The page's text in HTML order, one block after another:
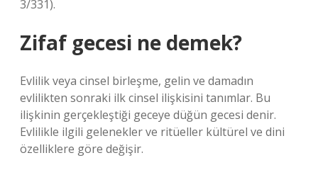
3/331).
Zifaf gecesi ne demek?
Evlilik veya cinsel birleşme, gelin ve damadın
evlilikten sonraki ilk cinsel ilişkisini tanımlar. Bu
ilişkinin gerçekleştiği geceye düğün gecesi denir.
Evlilikle ilgili gelenekler ve ritüeller kültürel ve dini
özelliklere göre değişir.